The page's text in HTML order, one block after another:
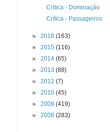
Crítica - Dominação
Crítica - Passageiros
► 2016 (163)
► 2015 (116)
► 2014 (65)
► 2013 (88)
► 2012 (7)
► 2010 (45)
► 2009 (419)
► 2008 (283)